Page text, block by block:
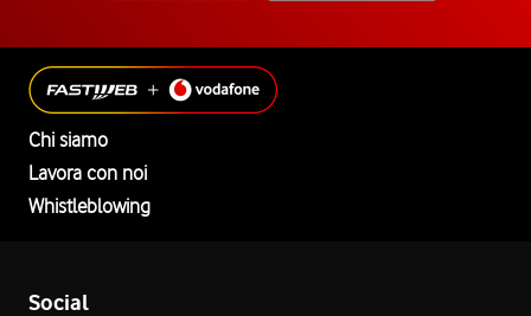
Chi siamo
Lavora con noi
Whistleblowing
Social